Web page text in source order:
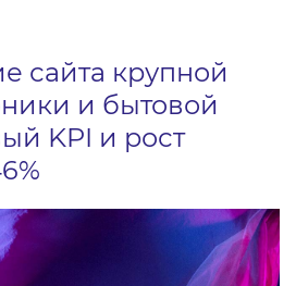
сайта крупной
и бытовой
KPI и рост